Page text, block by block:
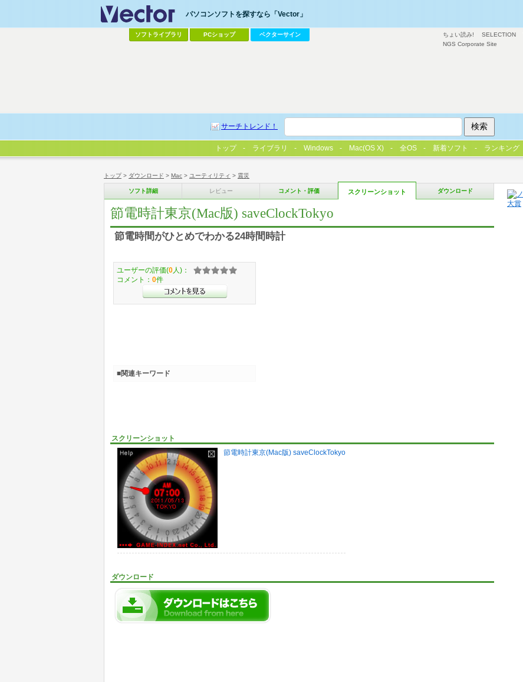
トップ> ダウンロード > Mac > ユーティリティ > 震災
ソフト詳細 レビュー コメント・評価 スクリーンショット ダウンロード
節電時計東京(Mac版) saveClockTokyo
節電時間がひとめでわかる24時間時計
スクリーンショット
節電時計東京(Mac版) saveClockTokyo
ダウンロード
ユーザーの評価(0 人)：
コメント： 0件
■関連キーワード
ちょい読み! SELECTION
NGS Corporate Site
パソコンソフトを探すなら「Vector」
ソフトライブラリ PCショップ ベクターサイン
サーチトレンド！
トップ ライブラリ Windows Mac(OS X) 全OS 新着ソフト ランキング